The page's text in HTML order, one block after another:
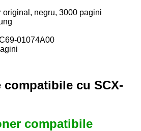
original, negru, 3000 pagini
01074A00
compatibile cu SCX-
compatibile